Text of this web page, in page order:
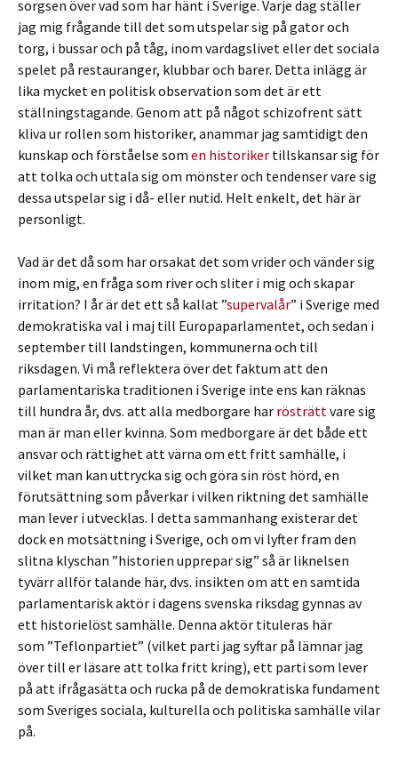
sorgsen över vad som har hänt i Sverige. Varje dag ställer
jag mig frågande till det som utspelar sig på gator och
torg, i bussar och på tåg, inom vardagslivet eller det sociala
spelet på restauranger, klubbar och barer. Detta inlägg är
lika mycket en politisk observation som det är ett
ställningstagande. Genom att på något schizofrent sätt
kliva ur rollen som historiker, anammar jag samtidigt den
kunskap och förståelse som en historiker tillskansar sig för
att tolka och uttala sig om mönster och tendenser vare sig
dessa utspelar sig i då- eller nutid. Helt enkelt, det här är
personligt.
Vad är det då som har orsakat det som vrider och vänder sig
inom mig, en fråga som river och sliter i mig och skapar
irritation? I år är det ett så kallat ”supervalår” i Sverige med
demokratiska val i maj till Europaparlamentet, och sedan i
september till landstingen, kommunerna och till
riksdagen. Vi må reflektera över det faktum att den
parlamentariska traditionen i Sverige inte ens kan räknas
till hundra år, dvs. att alla medborgare har rösträttvare sig
man är man eller kvinna. Som medborgare är det både ett
ansvar och rättighet att värna om ett fritt samhälle, i
vilket man kan uttrycka sig och göra sin röst hörd, en
förutsättning som påverkar i vilken riktning det samhälle
man lever i utvecklas. I detta sammanhang existerar det
dock en motsättning i Sverige, och om vi lyfter fram den
slitna klyschan ”historien upprepar sig” så är liknelsen
tyvärr allför talande här, dvs. insikten om att en samtida
parlamentarisk aktör i dagens svenska riksdag gynnas av
ett historielöst samhälle. Denna aktör tituleras här
som ”Teflonpartiet” (vilket parti jag syftar på lämnar jag
över till er läsare att tolka fritt kring), ett parti som lever
på att ifrågasätta och rucka på de demokratiska fundament
som Sveriges sociala, kulturella och politiska samhälle vilar
på.